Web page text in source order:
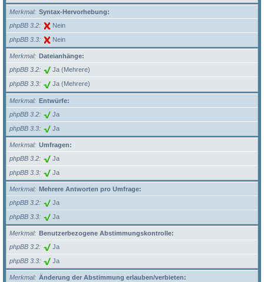
Merkmal
Syntax-Hervorhebung:
phpBB 3.2
Nein
phpBB 3.3 Nein
Merkmal
Dateianhänge:
phpBB 3.2
Ja (Mehrere)
phpBB 3.3 Ja (Mehrere)
Merkmal
Entwürfe:
phpBB 3.2
Ja
phpBB 3.3 Ja
Merkmal
Umfragen:
phpBB 3.2
Ja
phpBB 3.3 Ja
Merkmal
Mehrere Antworten pro Umfrage:
phpBB 3.2
Ja
phpBB 3.3 Ja
Merkmal
Benutzerbezogene Abstimmungskontrolle:
phpBB 3.2
Ja
phpBB 3.3 Ja
Merkmal
Änderung der Abstimmung erlauben/verbieten: